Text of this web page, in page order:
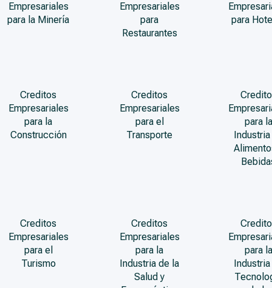
Empresariales
para la Minería
Empresariales
para
Restaurantes
para
Creditos
Empresariales
para la
Construcción
Creditos
Empresariales
para el
Transporte
para la
Creditos
Empresariales
para el
Turismo
Creditos
Empresariales
para la
Industria de la
Salud y
para la